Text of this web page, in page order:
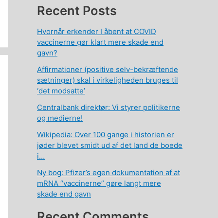
Recent Posts
Hvornår erkender I åbent at COVID
vaccinerne gør klart mere skade end
gavn?
Affirmationer (positive selv-bekræftende
sætninger) skal i virkeligheden bruges til
‘det modsatte’
Centralbank direktør: Vi styrer politikerne
og medierne!
Wikipedia: Over 100 gange i historien er
jøder blevet smidt ud af det land de boede
i…
Ny bog: Pfizer’s egen dokumentation af at
mRNA “vaccinerne” gøre langt mere
skade end gavn